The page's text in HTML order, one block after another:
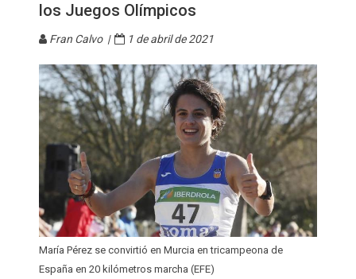
los Juegos Olímpicos
Fran Calvo | 1 de abril de 2021
María Pérez se convirtió en Murcia en tricampeona de
España en 20 kilómetros marcha (EFE)